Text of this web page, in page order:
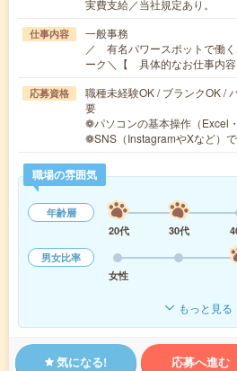
実費支給／当社規定あり。
仕事内容
一般事務
／ 有名パワースポットで働
ーク＼【 具体的なお仕事内
応募資格
職種未経験OK / ブランクOK /
要
❁パソコンの基本操作（Excel
❁SNS（InstagramやXなど）
職場の雰囲気
年齢層
20代
30代
男女比率
女性
もっと見る
気になる! 応募へ進む